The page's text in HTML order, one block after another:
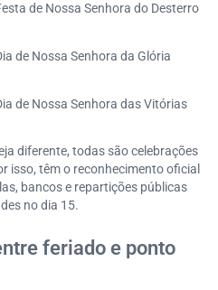
de Nossa Senhora do Desterro
de Nossa Senhora da Glória
de Nossa Senhora das Vitórias
diferente, todas são celebrações
isso, têm o reconhecimento oficial
bancos e repartições públicas
no dia 15.
feriado e ponto